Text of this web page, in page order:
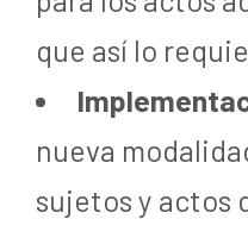
que así lo
nueva
sujetos y actos